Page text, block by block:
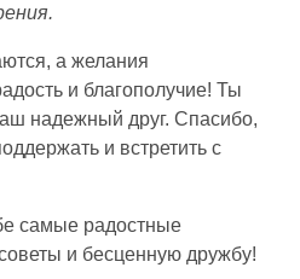
а желания
и благополучие! Ты
надежный друг. Спасибо,
и встретить с
самые радостные
и бесценную дружбу!